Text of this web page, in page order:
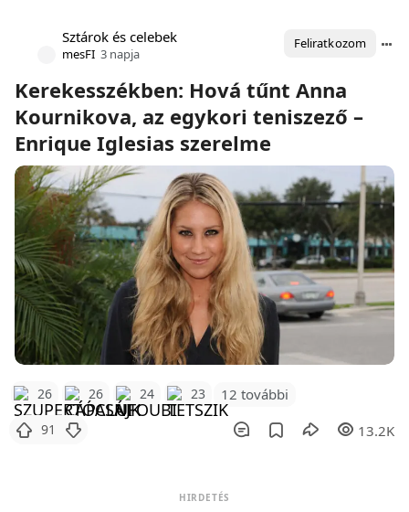
Sztárok és celebek
mesFI 3 napja
Feliratkozom
Kerekesszékben: Hová tűnt Anna
Kournikova, az egykori teniszező –
Enrique Iglesias szerelme
26 26 24 23 12 további
91 13.2K
HIRDETÉS